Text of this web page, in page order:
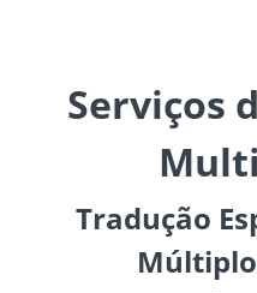
Serviços
Tradução